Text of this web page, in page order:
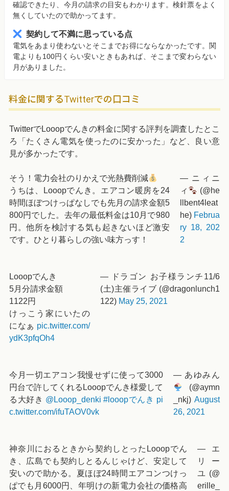
確認できたり、今月の請求の目安もわかります。検針票をよく
無くしていたので助かってます。
契約して不満に思っている点
電気をあまり使わないとそこまでお得にならなかったです。関
電よりも100円くらい安いときもあれば、そこまで変わらない
月がありました。
料金に関するTwitterでの口コミ
TwitterでLooopでんきの料金に関する評判を調査したとこ
ろ「たくさん電気を使ったのに安かった」など、良い意
見が多かったです。
そう！電力会社のりかえで光熱費削減
うちは、Looopでんき。エアコン暖房を24
時間ほぼつけっぱなしでも先月の請求金額5
800円でした。去年の最低料金は10月で980
円。他所を検討する気も起きないほど激安
です。ひとり暮らしの強い味方っす！
— ニィニ
ィ
(@he
llbent4leat
he) Februa
ry 18, 202
2
Looopでんき
5月分請求金額
1122円
けっこう家にいたの
になぁ pic.twitter.com/
ydK3pfqOh4
— ドラゴン お子様ランチ11/6
(土)主催ライブ (@dragonlunch1
122) May 25, 2021
今月一切エアコン我慢せずに使って3000
円台で許してくれるLooopでんき様愛して
る大好き @Looop_denki #looopでんき pi
c.twitter.com/ifuTAOV0vk
— あゆみん
(@aymn
_nkj) August
26, 2021
神奈川におるときから契約しとったLooopでん
き、広島でも契約しとるんじゃけど、安定して
安いので助かる。夏ほぼ24時間エアコンつけっ
ぱでも月6000円、年明けの新電力会社の価格高
— エ
リー
ユ (@
erille_